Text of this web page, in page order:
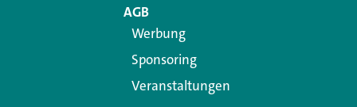
AGB
Werbung
Sponsoring
Veranstaltungen